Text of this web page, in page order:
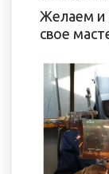
Желаем и
свое